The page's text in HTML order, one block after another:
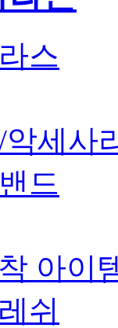
스
세사
드
아이
쉬